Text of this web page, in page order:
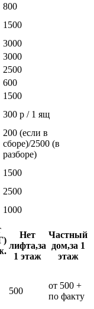
800
1500
3000
3000
2500
600
1500
300 р / 1 ящ
200 (если в
сборе)/2500 (в
разборе)
1500
2500
1000
Нет
лифта,за
1 этаж
Частный
дом,за 1
этаж
500
от 500 +
по факту